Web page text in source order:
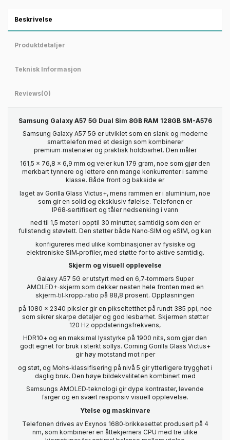
Beskrivelse
Produktdetaljer
Teknisk Informasjon
Reviews(0)
Samsung Galaxy A57 5G Dual Sim 8GB RAM 128GB SM-A576
Samsung Galaxy A57 5G er utviklet som en slank og moderne
smarttelefon med et design som kombinerer
premium‑materialer og praktisk holdbarhet. Den måler
161,5 x 76,8 x 6,9 mm og veier kun 179 gram, noe som gjør den
merkbart tynnere og lettere enn mange konkurrenter i samme
klasse. Både front og bakside er
laget av Gorilla Glass Victus+, mens rammen er i aluminium, noe
som gir en solid og eksklusiv følelse. Telefonen er
IP68‑sertifisert og tåler nedsenking i vann
ned til 1,5 meter i opptil 30 minutter, samtidig som den er
fullstendig støvtett. Den støtter både Nano‑SIM og eSIM, og kan
konfigureres med ulike kombinasjoner av fysiske og
elektroniske SIM‑profiler, med støtte for to aktive samtidig.
Skjerm og visuell opplevelse
Galaxy A57 5G er utstyrt med en 6,7‑tommers Super
AMOLED+‑skjerm som dekker nesten hele fronten med en
skjerm‑til‑kropp‑ratio på 88,8 prosent. Oppløsningen
på 1080 x 2340 piksler gir en pikseltetthet på rundt 385 ppi, noe
som sikrer skarpe detaljer og god lesbarhet. Skjermen støtter
120 Hz oppdateringsfrekvens,
HDR10+ og en maksimal lysstyrke på 1900 nits, som gjør den
godt egnet for bruk i sterkt sollys. Corning Gorilla Glass Victus+
gir høy motstand mot riper
og støt, og Mohs‑klassifisering på nivå 5 gir ytterligere trygghet i
daglig bruk. Den høye bildekvaliteten kombinert med
Samsungs AMOLED‑teknologi gir dype kontraster, levende
farger og en svært responsiv visuell opplevelse.
Ytelse og maskinvare
Telefonen drives av Exynos 1680‑brikkesettet produsert på 4
nm, som kombinerer en åttekjerners CPU med tre ulike